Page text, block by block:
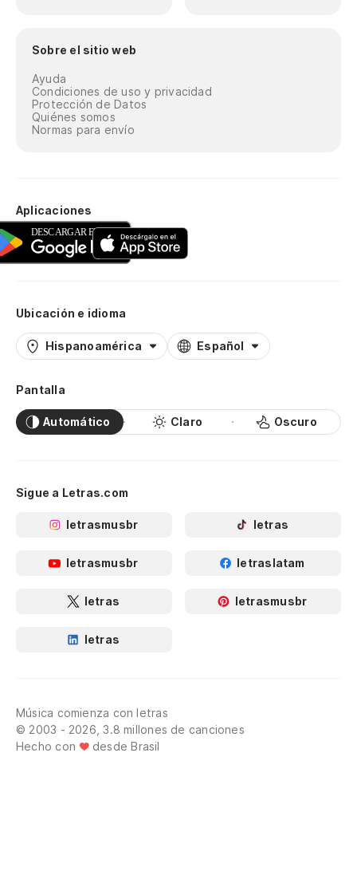
Sobre el sitio web
Ayuda
Condiciones de uso y privacidad
Protección de Datos
Quiénes somos
Normas para envío
Aplicaciones
Ubicación e idioma
Hispanoamérica Español
Pantalla
Automático Claro Oscuro
Sigue a Letras.com
letrasmusbr letras
letrasmusbr letraslatam
letras letrasmusbr
letras
Música comienza con letras
© 2003 - 2026, 3.8 millones de canciones
Hecho con
desde Brasil